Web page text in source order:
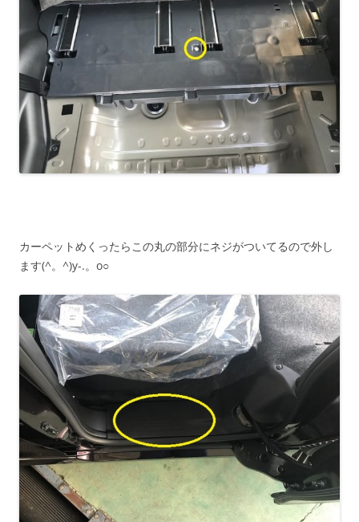
カーペットめくったらこの丸の部分にネジがついてるので外し
ます(^。^)y-.。o○